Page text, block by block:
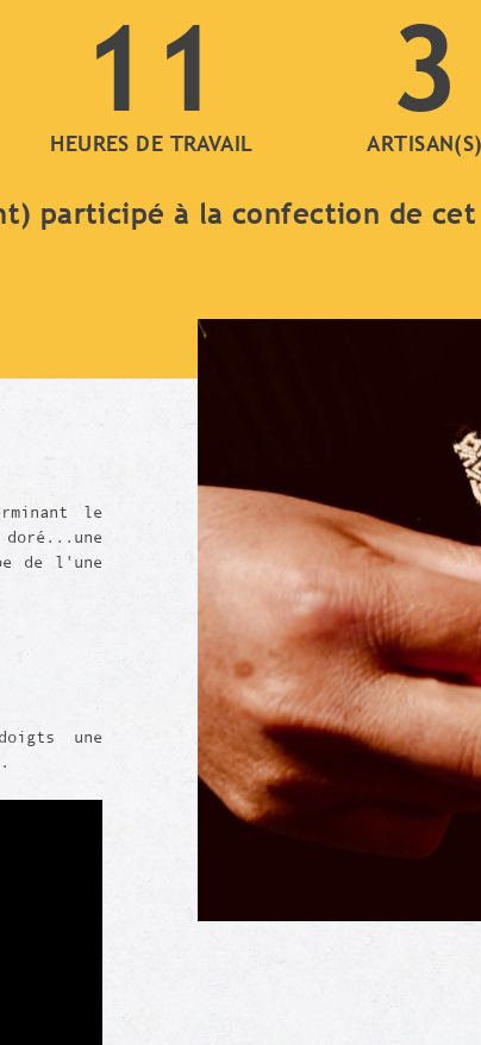
11
HEURES DE TRAVAIL
3
ARTISAN(S)
participé à la confection de cet
le
de l'une
une